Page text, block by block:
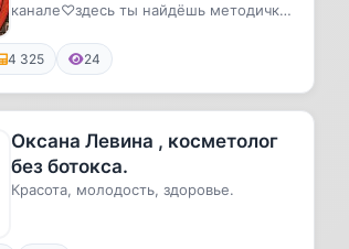
канале♡здесь ты найдёшь методички,
ж...
4 325 24
Оксана Левина , косметолог
без ботокса.
Красота, молодость, здоровье.